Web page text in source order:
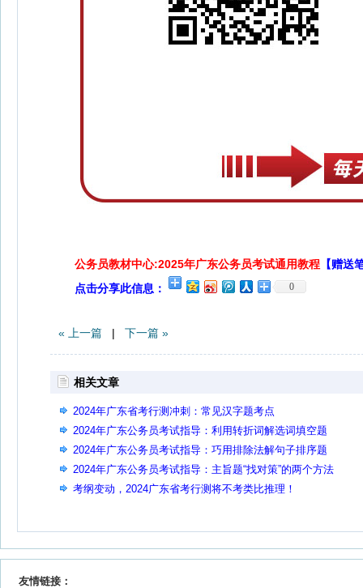
公务员教材中心:2025年广东公务员考试通用教程 【赠送
点击分享此信息：
0
« 上一篇 | 下一篇 »
相关文章
2024年广东省考行测冲刺：常见汉字题考点
2024年广东公务员考试指导：利用转折词解选词填空题
2024年广东公务员考试指导：巧用排除法解句子排序题
2024年广东公务员考试指导：主旨题“找对策”的两个方法
考纲变动，2024广东省考行测将不考类比推理！
友情链接：